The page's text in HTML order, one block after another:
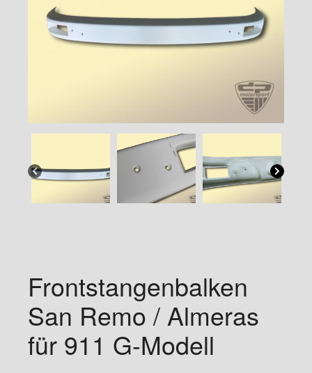
Frontstangenbalken
San Remo / Almeras
für 911 G-Modell